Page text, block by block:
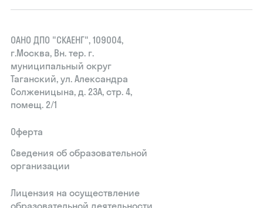
ОАНО ДПО "СКАЕНГ", 109004,
г.Москва, Вн. тер. г.
муниципальный округ
Таганский, ул. Александра
Солженицына, д. 23А, стр. 4,
помещ. 2/1
Оферта
Сведения об образовательной
организации
Лицензия на осуществление
образовательной деятельности